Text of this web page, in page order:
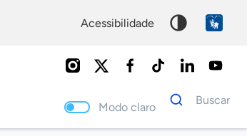
acessibilidade
Modo claro
Dados
para
Buscar